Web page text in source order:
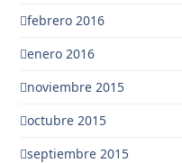
febrero 2016
enero 2016
noviembre 2015
octubre 2015
septiembre 2015